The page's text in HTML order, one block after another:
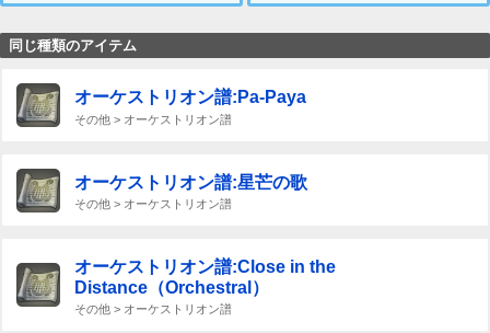
同じ種類のアイテム
オーケストリオン譜:Pa-Paya
その他 > オーケストリオン譜
オーケストリオン譜:星芒の歌
その他 > オーケストリオン譜
オーケストリオン譜:Close in the
Distance（Orchestral）
その他 > オーケストリオン譜